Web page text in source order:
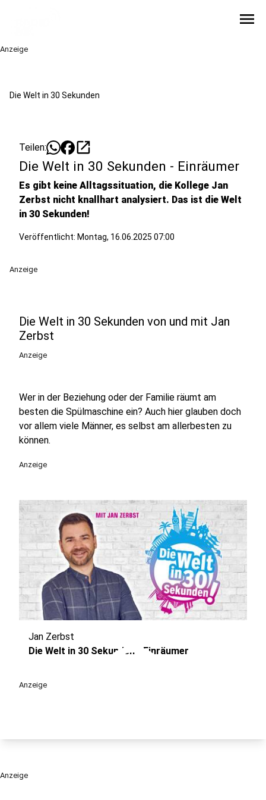
menu
Anzeige
Die Welt in 30 Sekunden
Teilen: open_in_new
Die Welt in 30 Sekunden - Einräumer
Es gibt keine Alltagssituation, die Kollege Jan
Zerbst nicht knallhart analysiert. Das ist die Welt
in 30 Sekunden!
Veröffentlicht: Montag, 16.06.2025 07:00
Anzeige
Die Welt in 30 Sekunden von und mit Jan
Zerbst
Anzeige
Wer in der Beziehung oder der Familie räumt am
besten die Spülmaschine ein? Auch hier glauben doch
vor allem viele Männer, es selbst am allerbesten zu
können.
Anzeige
play_circle
Jan Zerbst
Die Welt in 30 Sekunden - Einräumer
Anzeige
Anzeige